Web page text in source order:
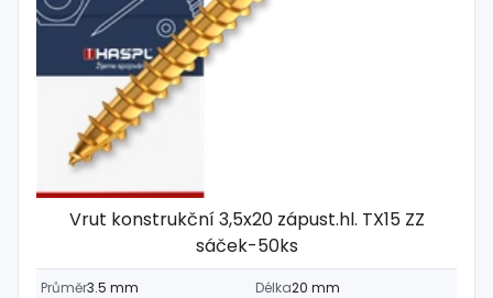
Vrut konstrukční 3,5x20 zápust.hl. TX15 ZZ
sáček-50ks
Průměr3.5 mm Délka20 mm